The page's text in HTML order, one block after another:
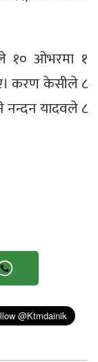
१० ओभरमा १
करण केसीले ८
नन्दन यादवले ८